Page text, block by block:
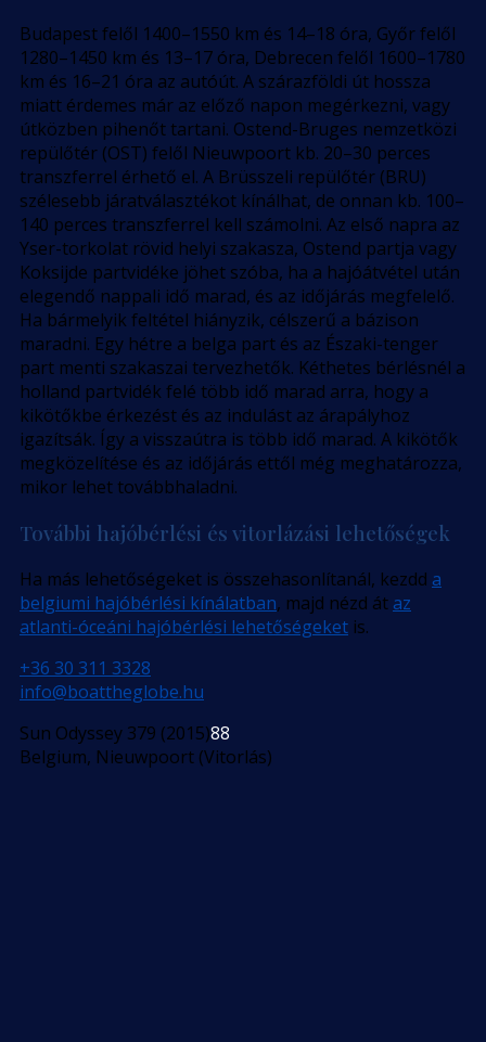
Budapest felől 1400–1550 km és 14–18 óra, Győr felől
1280–1450 km és 13–17 óra, Debrecen felől 1600–1780
km és 16–21 óra az autóút. A szárazföldi út hossza
miatt érdemes már az előző napon megérkezni, vagy
útközben pihenőt tartani. Ostend-Bruges nemzetközi
repülőtér (OST) felől Nieuwpoort kb. 20–30 perces
transzferrel érhető el. A Brüsszeli repülőtér (BRU)
szélesebb járatválasztékot kínálhat, de onnan kb. 100–
140 perces transzferrel kell számolni. Az első napra az
Yser-torkolat rövid helyi szakasza, Ostend partja vagy
Koksijde partvidéke jöhet szóba, ha a hajóátvétel után
elegendő nappali idő marad, és az időjárás megfelelő.
Ha bármelyik feltétel hiányzik, célszerű a bázison
maradni. Egy hétre a belga part és az Északi-tenger
part menti szakaszai tervezhetők. Kéthetes bérlésnél a
holland partvidék felé több idő marad arra, hogy a
kikötőkbe érkezést és az indulást az árapályhoz
igazítsák. Így a visszaútra is több idő marad. A kikötők
megközelítése és az időjárás ettől még meghatározza,
mikor lehet továbbhaladni.
További hajóbérlési és vitorlázási lehetőségek
Ha más lehetőségeket is összehasonlítanál, kezdd a
belgiumi hajóbérlési kínálatban, majd nézd átaz
atlanti-óceáni hajóbérlési lehetőségeket is.
+36 30 311 3328
info@boattheglobe.hu
Sun Odyssey 379 (2015)88
Belgium, Nieuwpoort (Vitorlás)